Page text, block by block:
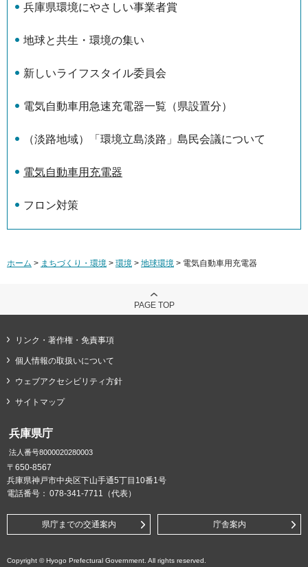
兵庫県環境にやさしい事業者賞
地球と共生・環境の集い
新しいライフスタイル委員会
電気自動車用急速充電器一覧（県設置分）
（淡路地域）「環境立島淡路」島民会議について
電気自動車用充電器
フロン対策
ホーム > まちづくり・環境 > 環境 > 地球環境 > 電気自動車用充電器
PAGE TOP
リンク・著作権・免責事項
個人情報の取扱いについて
ウェブアクセシビリティ方針
サイトマップ
兵庫県庁
法人番号8000020280003
〒650-8567
兵庫県神戸市中央区下山手通5丁目10番1号
電話番号： 078-341-7711（代表）
県庁までの交通案内 庁舎案内
Copyright © Hyogo Prefectural Government. All rights reserved.